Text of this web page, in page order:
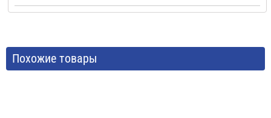
Похожие товары